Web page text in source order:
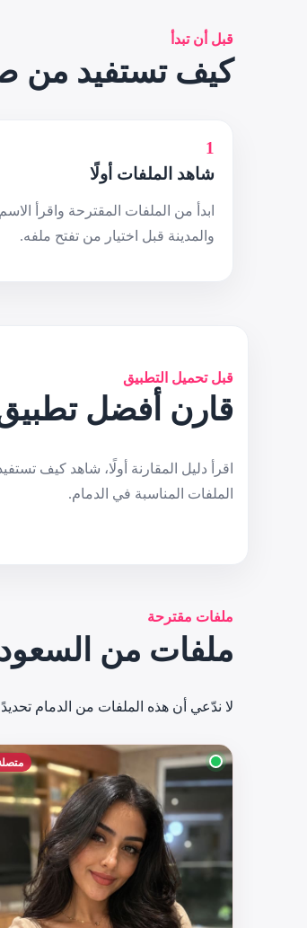
قبل أن تبدأ
كيف تستفيد من
1
شاهد الملفات أولًا
ابدأ من الملفات المقترحة واقرأ
والمدينة قبل اختيار من تفتح ملفه.
قبل تحميل التطبيق
قارن أفضل تطبيق
الملفات المناسبة في الدمام.
ملفات مقترحة
ملفات من
لا ندّعي أن هذه الملفات من الدمام